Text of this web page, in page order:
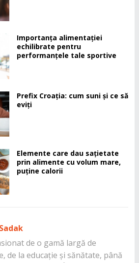
Importanța alimentației
echilibrate pentru
performanțele tale sportive
Prefix Croația: cum suni și ce să
eviți
Elemente care dau sațietate
prin alimente cu volum mare,
puține calorii
Sadak
de o gamă largă de
de la educație și sănătate, până